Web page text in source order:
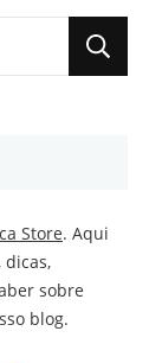
Store. Aqui
sobre
blog.